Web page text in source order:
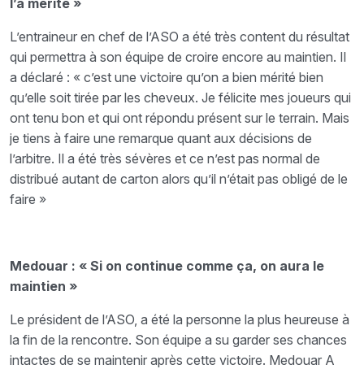
l’a mérité »
L’entraineur en chef de l’ASO a été très content du résultat
qui permettra à son équipe de croire encore au maintien. Il
a déclaré : « c’est une victoire qu’on a bien mérité bien
qu’elle soit tirée par les cheveux. Je félicite mes joueurs qui
ont tenu bon et qui ont répondu présent sur le terrain. Mais
je tiens à faire une remarque quant aux décisions de
l’arbitre. Il a été très sévères et ce n’est pas normal de
distribué autant de carton alors qu’il n’était pas obligé de le
faire »
Medouar : « Si on continue comme ça, on aura le
maintien »
Le président de l’ASO, a été la personne la plus heureuse à
la fin de la rencontre. Son équipe a su garder ses chances
intactes de se maintenir après cette victoire. Medouar A